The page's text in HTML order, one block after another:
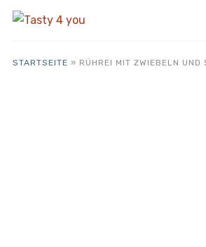
STARTSEITE » RÜHREI MIT ZWIEBELN UND